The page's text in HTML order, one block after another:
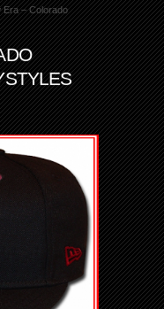
Era – Colorado